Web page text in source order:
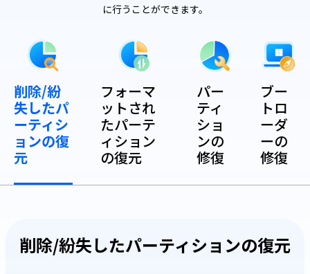
に行うことができます。
削除/紛
失したパ
ーティシ
ョンの復
元
フォーマ
ットされ
たパーテ
ィション
の復元
パー
ティ
ショ
ンの
修復
ブー
トロ
ーダ
ーの
修復
削除/紛失したパーティションの復元